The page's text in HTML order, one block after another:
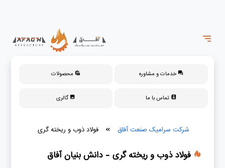
خدمات و مشاوره محصولات
تماس با ما گالری
شرکت سرامیک صنعت آفاق » فولاد ذوب و ریخته گری
فولاد ذوب و ریخته گری - دانش بنیان آفاق